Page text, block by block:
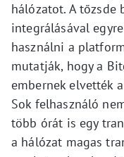
hálózatot. A tőzsde
integrálásával
használni a
mutatják, hogy a
embernek elvették
Sok felhasználó
több órát is egy
a hálózat magas